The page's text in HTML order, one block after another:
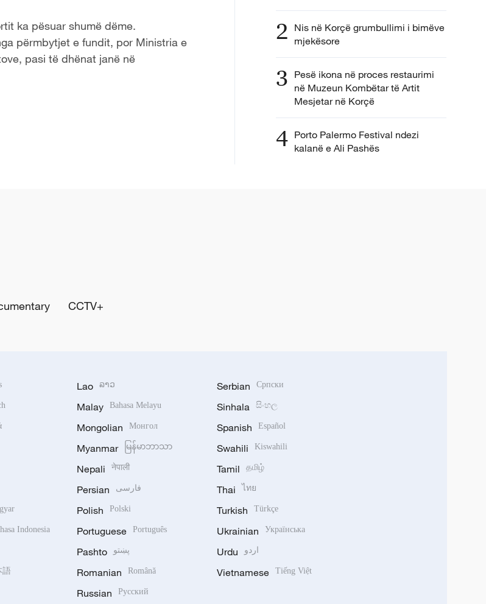
ka pësuar shumë dëme.
përmbytjet e fundit, por Ministria e
pasi të dhënat janë në
2 Nis në Korçë grumbullimi i bimëve
mjekësore
3 Pesë ikona në proces restaurimi
në Muzeun Kombëtar të Artit
Mesjetar në Korçë
4 Porto Palermo Festival ndezi
kalanë e Ali Pashës
CCTV+
Indonesia
語
Lao ລາວ
Malay Bahasa Melayu
Mongolian Монгол
Myanmar မြန်မာဘာသာ
Nepali नेपाली
Persian فارسی
Polish Polski
Portuguese Português
Pashto پښتو
Romanian Română
Russian Русский
Serbian Српски
Sinhala සිංහල
Spanish Español
Swahili Kiswahili
Tamil தமிழ்
Thai ไทย
Turkish Türkçe
Ukrainian Українська
Urdu اردو
Vietnamese Tiếng Việt